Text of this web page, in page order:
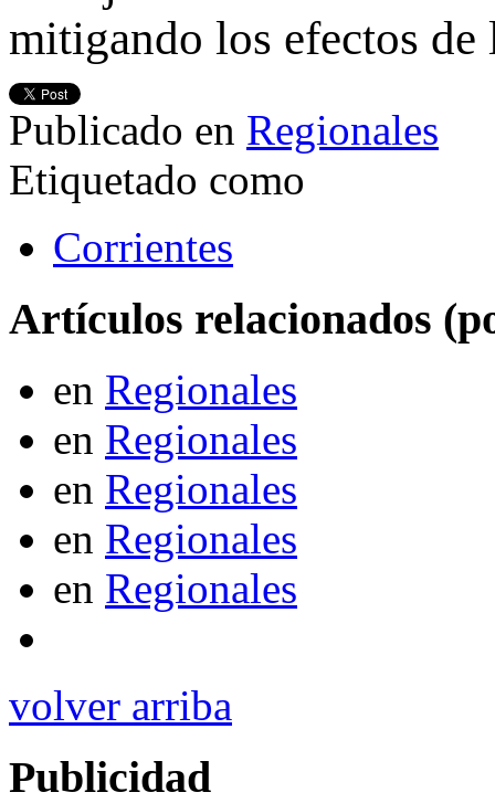
mitigando los efectos
Publicado en Regionales
Etiquetado como
Corrientes
Artículos relacionados
en Regionales
en Regionales
en Regionales
en Regionales
en Regionales
volver arriba
Publicidad